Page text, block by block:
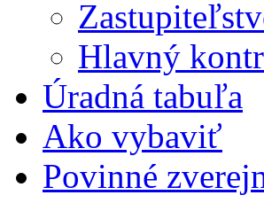
Hlavný
Úradná tabuľa
Ako vybaviť
Povinné